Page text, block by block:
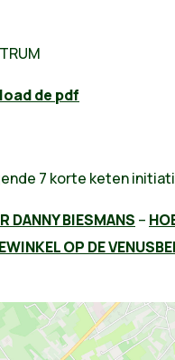
de pdf
7 korte keten
DANNY BIESMANS –
OP DE